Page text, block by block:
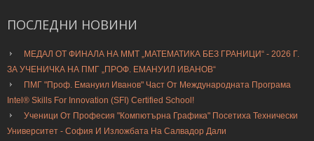
ПОСЛЕДНИ НОВИНИ
МЕДАЛ ОТ ФИНАЛА НА ММТ „МАТЕМАТИКА БЕЗ ГРАНИЦИ“ - 2026 Г.
ЗА УЧЕНИЧКА НА ПМГ „ПРОФ. ЕМАНУИЛ ИВАНОВ“
ПМГ "Проф. Емануил Иванов" Част От Международната Програма
Intel® Skills For Innovation (SFI) Certified School!
Ученици От Професия "Компютърна Графика" Посетиха Технически
Университет - София И Изложбата На Салвадор Дали